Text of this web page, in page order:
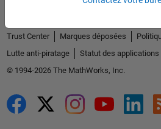
Trust Center Marques déposées
Lutte anti-piratage
Statut des applications
© 1994-2026 The MathWorks, Inc.